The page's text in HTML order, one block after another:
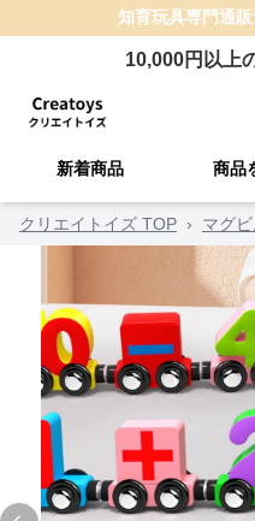
知育玩具専門通販
10,000円以上
新着商品 商品
クリエイトイズ TOP › マグ